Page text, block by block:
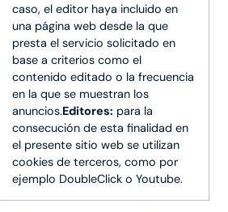
caso, el editor haya incluido en
una página web desde la que
presta el servicio solicitado en
base a criterios como el
contenido editado o la frecuencia
en la que se muestran los
anuncios.Editores: para la
consecución de esta finalidad en
el presente sitio web se utilizan
cookies de terceros, como por
ejemplo DoubleClick o Youtube.